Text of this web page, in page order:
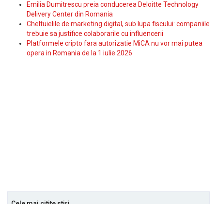
Emilia Dumitrescu preia conducerea Deloitte Technology
Delivery Center din Romania
Cheltuielile de marketing digital, sub lupa fiscului: companiile
trebuie sa justifice colaborarile cu influencerii
Platformele cripto fara autorizatie MiCA nu vor mai putea
opera in Romania de la 1 iulie 2026